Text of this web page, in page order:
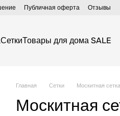
Публичная оферта Отзывы
СеткиТовары для дома SALE
Главная Сетки Москитная
Москитная